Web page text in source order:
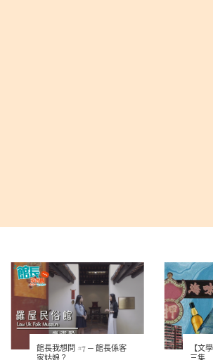
館長我想問 #7 ─ 館長係客
家姑娘？
【文
三集